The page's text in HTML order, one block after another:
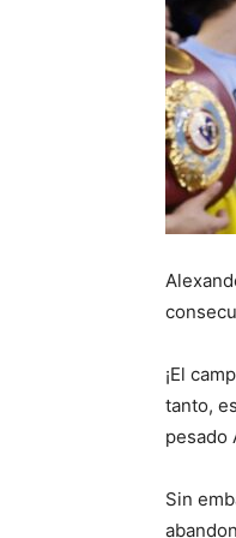
¡El
tanto,
pesado
Sin